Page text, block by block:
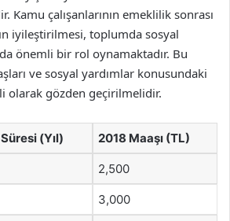
Kamu çalışanlarının emeklilik sonrası
iyileştirilmesi, toplumda sosyal
önemli bir rol oynamaktadır. Bu
ve sosyal yardımlar konusundaki
olarak gözden geçirilmelidir.
(Yıl) 2018 Maaşı (TL)
2,500
3,000